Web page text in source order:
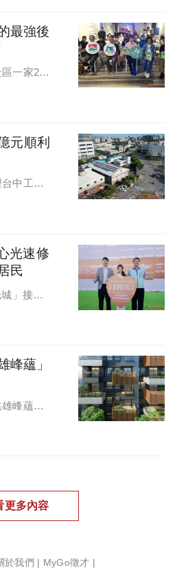
最強後
一家20
分享他
。元順利
中工業
光速修
民
」接待
峰蘊」
峰蘊」
更多內容
於我們 | MyGo徵才 |